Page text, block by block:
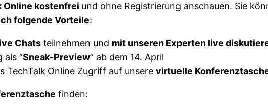
Online kostenfrei und ohne Registrierung anschauen. Sie
folgende Vorteile:
Chats teilnehmen und mit unseren Experten live
als “Sneak-Preview” ab dem 14. April
TechTalk Online Zugriff auf unsere virtuelle
finden: